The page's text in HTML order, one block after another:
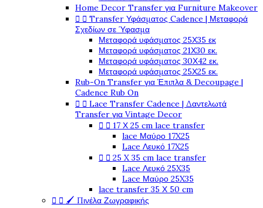
Home Decor Transfer για Furniture Makeover
  Transfer Υφάσματος Cadence | Μεταφορά
Σχεδίων σε Ύφασμα
Μεταφορά υφάσματος 25Χ35 εκ
Μεταφορά υφάσματος 21Χ30 εκ.
Μεταφορά υφάσματος 30Χ42 εκ.
Μεταφορά υφάσματος 25Χ25 εκ.
Rub-On Transfer για Έπιπλα & Decoupage |
Cadence Rub On
  Lace Transfer Cadence | Δαντελωτά
Transfer για Vintage Decor
  17 Χ 25 cm lace transfer
lace Μαύρο 17X25
Lace Λευκό 17X25
  25 X 35 cm lace transfer
Lace Λευκό 25X35
Lace Μαύρο 25X35
lace transfer 35 Χ 50 cm
  🖌️ Πινέλα Ζωγραφικής